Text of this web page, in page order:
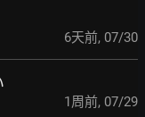
6天前, 07/30
1周前, 07/29